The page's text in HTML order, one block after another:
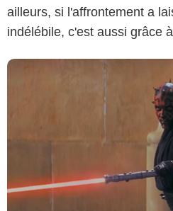
ailleurs, si l'affrontement a
indélébile, c'est aussi grâce